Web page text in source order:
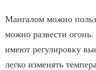
Мангалом можно
можно развести
имеют регулировку
легко изменять